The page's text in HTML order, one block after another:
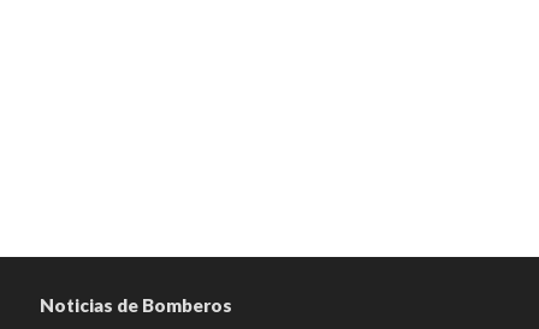
Noticias de Bomberos